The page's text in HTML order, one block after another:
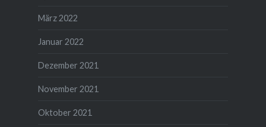
März 2022
Januar 2022
Dezember 2021
November 2021
Oktober 2021